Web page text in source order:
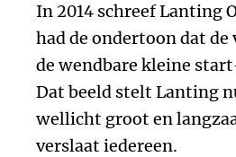
In 2014 schreef Lanting
had de ondertoon dat
de wendbare kleine
Dat beeld stelt Lanting
wellicht groot en
verslaat iedereen.